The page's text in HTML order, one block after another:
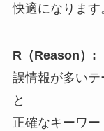
快適になります
R（Reason）:
誤情報が多い
と
正確なキーワー